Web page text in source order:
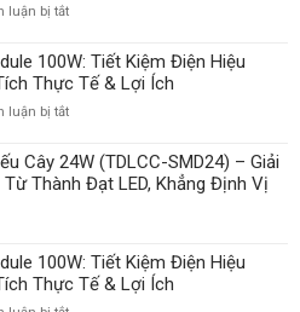
luận bị tắtở
Pha
Module
100W:
Chiếu
Bao
Nhiêu
Mét?
Khoảng
Cách
100W: Tiết Kiệm Điện Hiệu
Thực Tế & Lợi Ích
luận bị tắtở
Pha
Module
100W:
Điện
Hiệu
Quả?
Cây 24W (TDLCC-SMD24) – Giải
Thành Đạt LED, Khẳng Định Vị
100W: Tiết Kiệm Điện Hiệu
Thực Tế & Lợi Ích